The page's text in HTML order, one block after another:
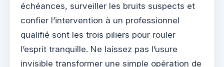
échéances, surveiller les bruits suspects et
confier l’intervention à un professionnel
qualifié sont les trois piliers pour rouler
l’esprit tranquille. Ne laissez pas l’usure
invisible transformer une simple opération de